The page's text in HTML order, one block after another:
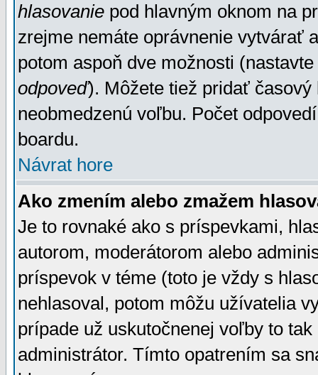
hlasovanie pod hlavným oknom na
zrejme nemáte oprávnenie vytvárať
potom aspoň dve možnosti
odpoveď). Môžete tiež pridať
neobmedzenú voľbu. Počet
boardu.
Návrat hore
Ako zmením alebo zmažem
Je to rovnaké ako s príspevkami,
autorom, moderátorom alebo
príspevok v téme (toto je vždy s
nehlasoval, potom môžu užívatelia
prípade už uskutočnenej voľby to
administrátor. Tímto opatrením sa